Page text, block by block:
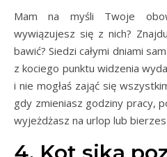
Mam na myśli Twoje
wywiązujesz się z nich?
bawić? Siedzi całymi dniami
z kociego punktu widzenia
i nie mogłaś zająć się
gdy zmieniasz godziny pracy,
wyjeżdżasz na urlop lub